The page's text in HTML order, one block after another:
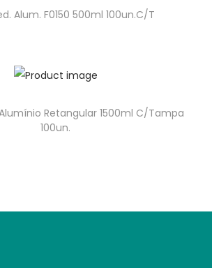
Alum. F0150 500ml 100un.C/T
Retangular 1500ml C/Tampa
100un.